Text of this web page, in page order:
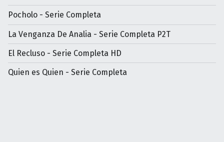
Pocholo - Serie Completa
La Venganza De Analia - Serie Completa P2T
El Recluso - Serie Completa HD
Quien es Quien - Serie Completa